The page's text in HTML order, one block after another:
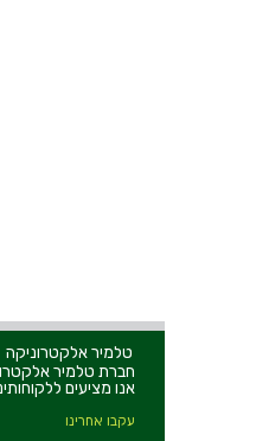
טלמיר אלקטרוניקה
אנו מציעים
עקבו אחרינו